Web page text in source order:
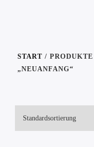
START /
„NEUANFANG“